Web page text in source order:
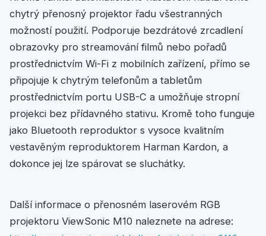
chytrý přenosný projektor řadu všestranných
možností použití. Podporuje bezdrátové zrcadlení
obrazovky pro streamování filmů nebo pořadů
prostřednictvím Wi-Fi z mobilních zařízení, přímo se
připojuje k chytrým telefonům a tabletům
prostřednictvím portu USB-C a umožňuje stropní
projekci bez přídavného stativu. Kromě toho funguje
jako Bluetooth reproduktor s vysoce kvalitním
vestavěným reproduktorem Harman Kardon, a
dokonce jej lze spárovat se sluchátky.
Další informace o přenosném laserovém RGB
projektoru ViewSonic M10 naleznete na adrese: